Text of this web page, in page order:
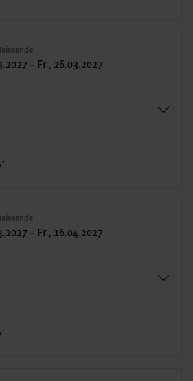
– Fr., 26.03.2027
– Fr., 16.04.2027